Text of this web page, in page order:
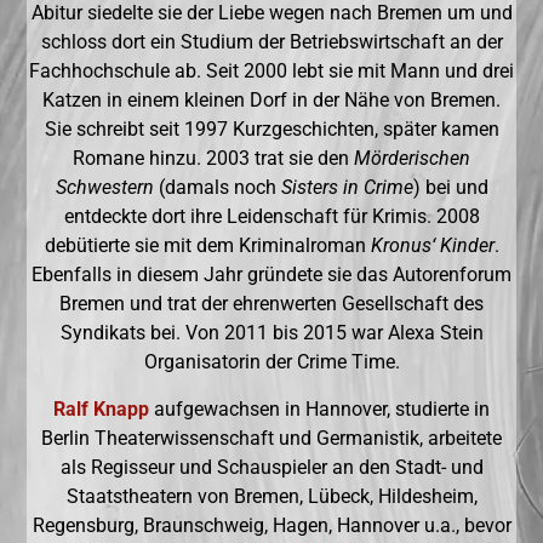
Abitur siedelte sie der Liebe wegen nach Bremen um und
schloss dort ein Studium der Betriebswirtschaft an der
Fachhochschule ab. Seit 2000 lebt sie mit Mann und drei
Katzen in einem kleinen Dorf in der Nähe von Bremen.
Sie schreibt seit 1997 Kurzgeschichten, später kamen
Romane hinzu. 2003 trat sie den Mörderischen
Schwestern (damals noch Sisters in Crime) bei und
entdeckte dort ihre Leidenschaft für Krimis. 2008
debütierte sie mit dem Kriminalroman Kronus‘ Kinder.
Ebenfalls in diesem Jahr gründete sie das Autorenforum
Bremen und trat der ehrenwerten Gesellschaft des
Syndikats bei. Von 2011 bis 2015 war Alexa Stein
Organisatorin der Crime Time.
Ralf Knapp aufgewachsen in Hannover, studierte in
Berlin Theaterwissenschaft und Germanistik, arbeitete
als Regisseur und Schauspieler an den Stadt- und
Staatstheatern von Bremen, Lübeck, Hildesheim,
Regensburg, Braunschweig, Hagen, Hannover u.a., bevor